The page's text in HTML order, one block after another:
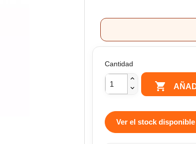
Cantidad

Ver el stock